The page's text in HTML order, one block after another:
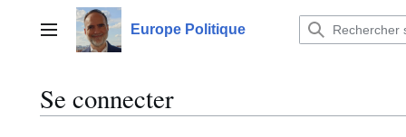
contenuMenu principalEurope Politique
Se connecter